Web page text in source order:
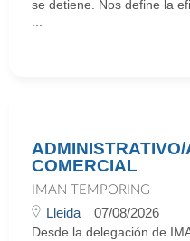
se detiene. Nos define la
ADMINISTRATIVO/
COMERCIAL
IMAN TEMPORING
Lleida 07/08/2026
Desde la delegación de